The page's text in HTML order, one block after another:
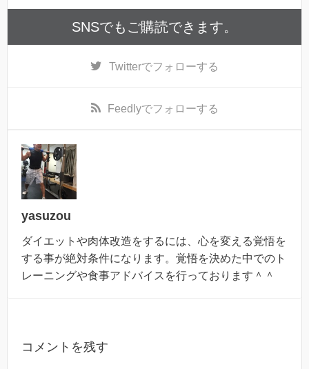
SNSでもご購読できます。
Twitterでフォローする
Feedlyでフォローする
yasuzou
ダイエットや肉体改造をするには、心を変える覚悟を
する事が絶対条件になります。覚悟を決めた中でのト
レーニングや食事アドバイスを行っております＾＾
コメントを残す